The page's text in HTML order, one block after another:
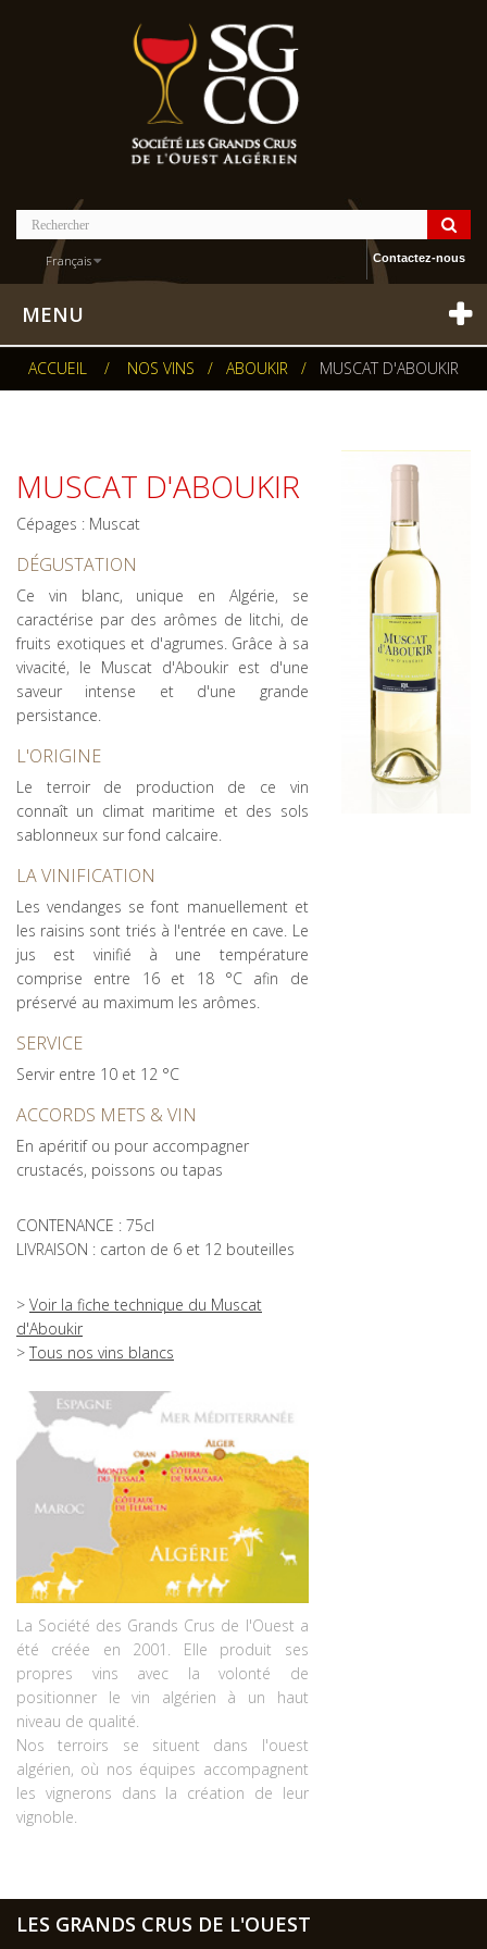
Contactez-nous
Français
MENU
ACCUEIL / NOS VINS / ABOUKIR / MUSCAT D'ABOUKIR
MUSCAT D'ABOUKIR
Cépages : Muscat
DÉGUSTATION
Ce vin blanc, unique en Algérie, se
caractérise par des arômes de litchi, de
fruits exotiques et d'agrumes. Grâce à sa
vivacité, le Muscat d'Aboukir est d'une
saveur intense et d'une grande
persistance.
L'ORIGINE
Le terroir de production de ce vin
connaît un climat maritime et des sols
sablonneux sur fond calcaire.
LA VINIFICATION
Les vendanges se font manuellement et
les raisins sont triés à l'entrée en cave. Le
jus est vinifié à une température
comprise entre 16 et 18 °C afin de
préservé au maximum les arômes.
SERVICE
Servir entre 10 et 12 °C
ACCORDS METS & VIN
En apéritif ou pour accompagner
crustacés, poissons ou tapas
CONTENANCE : 75cl
LIVRAISON : carton de 6 et 12 bouteilles
> Voir la fiche technique du Muscat
d'Aboukir
> Tous nos vins blancs
La Société des Grands Crus de l'Ouest a
été créée en 2001. Elle produit ses
propres vins avec la volonté de
positionner le vin algérien à un haut
niveau de qualité.
Nos terroirs se situent dans l'ouest
algérien, où nos équipes accompagnent
les vignerons dans la création de leur
vignoble.
LES GRANDS CRUS DE L'OUEST